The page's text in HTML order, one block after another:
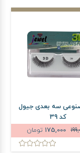
سه بعدی جیول
کد 39
تومان